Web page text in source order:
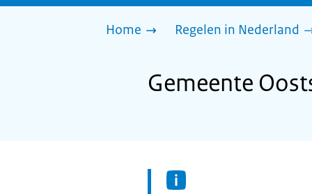
Home Regelen in Nederland
Gemeente